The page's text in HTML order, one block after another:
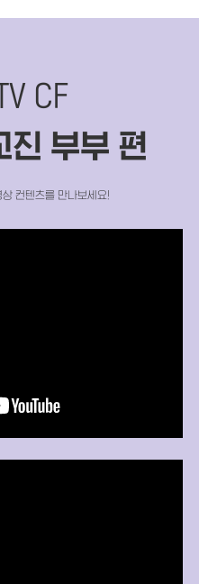
CF
진 부부 편
컨텐츠를 만나보세요!